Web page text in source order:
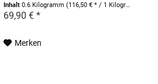
Inhalt0.6 Kilogramm(116,50 € * / 1 Kilogramm)
69,90 € *
Merken